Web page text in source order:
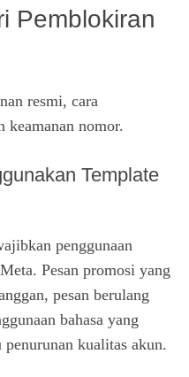
Pemblokiran
resmi, cara
keamanan nomor.
Template
penggunaan
Pesan promosi yang
pesan berulang
bahasa yang
kualitas akun.